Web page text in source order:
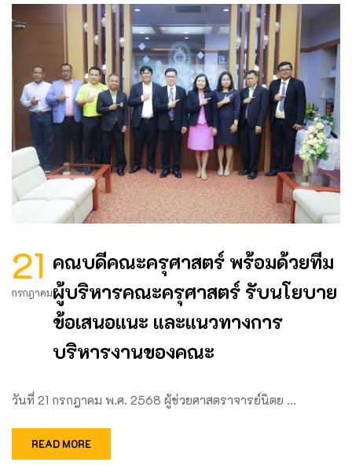
21
กรกฎาคม
คณบดีคณะครุศาสตร์ พร้อมด้วยทีม
ผู้บริหารคณะครุศาสตร์ รับนโยบาย
ข้อเสนอแนะ และแนวทางการ
บริหารงานของคณะ
วันที่ 21 กรกฎาคม พ.ศ. 2568 ผู้ช่วยศาสตราจารย์นิตย …
READ MORE